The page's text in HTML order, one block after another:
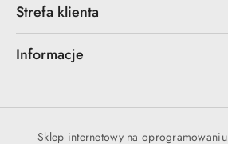
Strefa klienta
Informacje
Sklep internetowy na oprogramowaniu